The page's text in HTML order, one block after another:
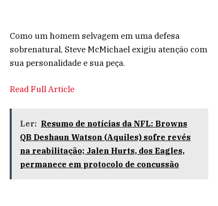
Como um homem selvagem em uma defesa
sobrenatural, Steve McMichael exigiu atenção com
sua personalidade e sua peça.
Read Full Article
Ler: Resumo de notícias da NFL: Browns
QB Deshaun Watson (Aquiles) sofre revés
na reabilitação; Jalen Hurts, dos Eagles,
permanece em protocolo de concussão